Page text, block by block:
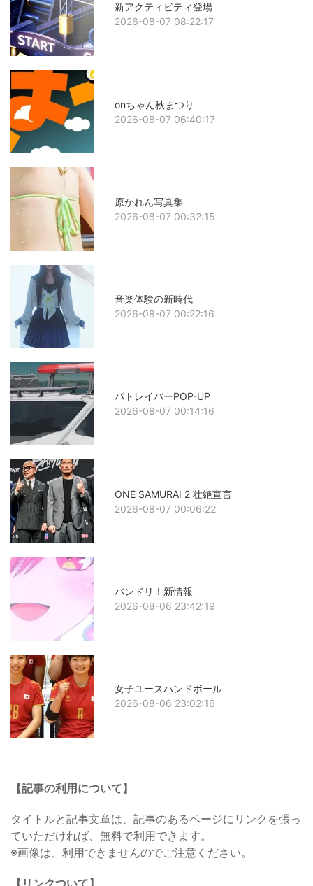
新アクティビティ登場
2026-08-07 08:22:17
onちゃん秋まつり
2026-08-07 06:40:17
原かれん写真集
2026-08-07 00:32:15
音楽体験の新時代
2026-08-07 00:22:16
パトレイバーPOP-UP
2026-08-07 00:14:16
ONE SAMURAI 2 壮絶宣言
2026-08-07 00:06:22
バンドリ！新情報
2026-08-06 23:42:19
女子ユースハンドボール
2026-08-06 23:02:16
【記事の利用について】
タイトルと記事文章は、記事のあるページにリンクを張っ
ていただければ、無料で利用できます。
※画像は、利用できませんのでご注意ください。
【リンクついて】